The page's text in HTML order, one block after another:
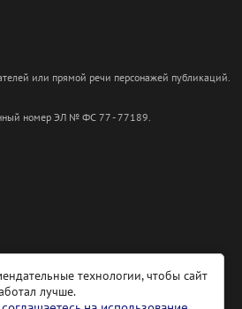
или прямой речи персонажей публикаций.
номер ЭЛ № ФС 77 - 77189.
технологии, чтобы сайт
лучше.